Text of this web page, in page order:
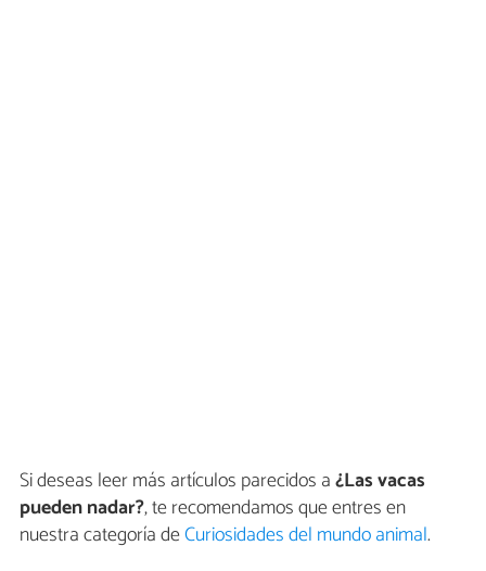
Si deseas leer más artículos parecidos a¿Las vacas
pueden nadar?, te recomendamos que entres en
nuestra categoría deCuriosidades del mundo animal.